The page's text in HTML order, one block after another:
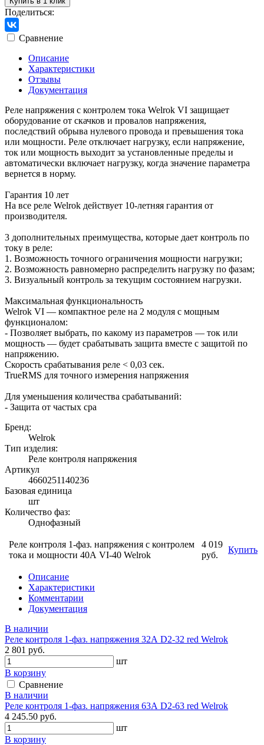
Поделиться:
Сравнение
Описание
Характеристики
Отзывы
Документация
Реле напряжения с контролем тока Welrok VI защищает
оборудование от скачков и провалов напряжения,
последствий обрыва нулевого провода и превышения тока
или мощности. Реле отключает нагрузку, если напряжение,
ток или мощность выходит за установленные пределы и
автоматически включает нагрузку, когда значение параметра
вернется в норму.
Гарантия 10 лет
На все реле Welrok действует 10-летняя гарантия от
производителя.
3 дополнительных преимущества, которые дает контроль по
току в реле:
1. Возможность точного ограничения мощности нагрузки;
2. Возможность равномерно распределить нагрузку по фазам;
3. Визуальный контроль за текущим состоянием нагрузки.
Максимальная функциональность
Welrok VI — компактное реле на 2 модуля с мощным
функционалом:
- Позволяет выбрать, по какому из параметров — ток или
мощность — будет срабатывать защита вместе с защитой по
напряжению.
Скорость срабатывания реле < 0,03 сек.
TrueRMS для точного измерения напряжения
Для уменьшения количества срабатываний:
- Защита от частых сра
Бренд:
Welrok
Тип изделия:
Реле контроля напряжения
Артикул
4660251140236
Базовая единица
шт
Количество фаз:
Однофазный
Реле контроля 1-фаз. напряжения с контролем
тока и мощности 40А VI-40 Welrok
4 019
руб.
Купить
Описание
Характеристики
Комментарии
Документация
В наличии
Реле контроля 1-фаз. напряжения 32А D2-32 red Welrok
2 801 руб.
шт
В корзину
Сравнение
В наличии
Реле контроля 1-фаз. напряжения 63А D2-63 red Welrok
4 245.50 руб.
шт
В корзину